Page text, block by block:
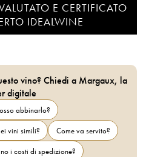
E CERTIFICATO
IDEALWINE
vino? Chiedi a Margaux, la
digitale
abbinarlo?
vini simili?
Come va servito?
i costi di spedizione?